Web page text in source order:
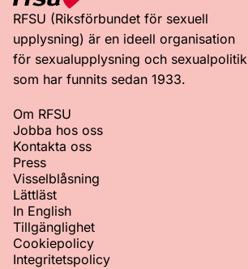
RFSU (Riksförbundet för sexuell
upplysning) är en ideell organisation
för sexualupplysning och sexualpolitik
som har funnits sedan 1933.
Om RFSU
Jobba hos oss
Kontakta oss
Press
Visselblåsning
Lättläst
In English
Tillgänglighet
Cookiepolicy
Integritetspolicy